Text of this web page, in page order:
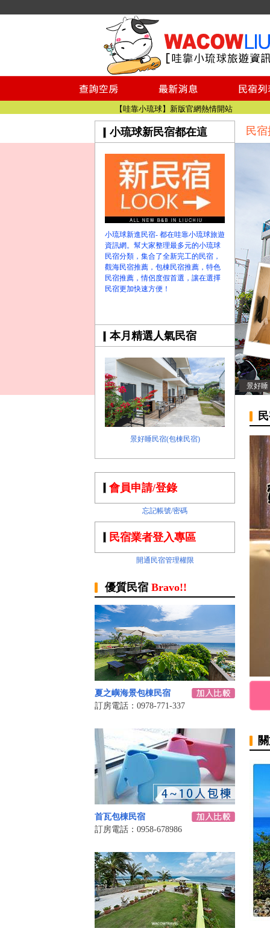
小琉球民宿空房
小琉球民宿
小琉球民宿推薦
【小琉球民宿特約】東港停車場!!看這邊
小琉球民宿 最完整的旅遊資訊都在這
【哇靠小琉球】新版官網熱情開站
【哇靠小琉球粉絲團】即時動態!!
小琉球民宿空房
小琉球民宿
小琉球民宿推薦
【小琉球民宿特約】東港停車場!!看這邊
小琉球民宿 最完整的旅遊資訊都在這
【哇靠小琉球】新版官網熱情開站
【哇靠小琉球粉絲團】即時動態!!
小琉球新民宿都在這
小琉球新進民宿- 都在哇靠小琉球旅遊
資訊網。幫大家整理最多元的小琉球
民宿分類，集合了全新完工的民宿，
觀海民宿推薦，包棟民宿推薦，特色
民宿推薦，情侶度假首選，讓在選擇
民宿更加快速方便！
本月精選人氣民宿
景好睡民宿(包棟民宿)
景好睡
民
會員申請/登錄
忘記帳號/密碼
民宿業者登入專區
開通民宿管理權限
優質民宿 Bravo!!
夏之嶼海景包棟民宿
訂房電話：0978-771-337
首瓦包棟民宿
訂房電話：0958-678986